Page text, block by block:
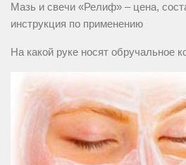
Мазь и свечи «Релиф» – цена,
инструкция по применению
На какой руке носят обручальное